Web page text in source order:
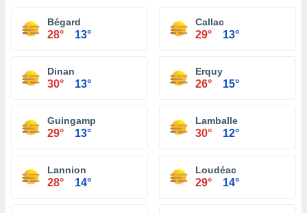
Bégard
28° 13°
Callac
29° 13°
Dinan
30° 13°
Erquy
26° 15°
Guingamp
29° 13°
Lamballe
30° 12°
Lannion
28° 14°
Loudéac
29° 14°